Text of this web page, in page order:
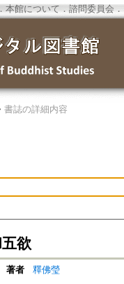
本館について ． 諮問委員会 ．
書誌の詳細内容
欲
著者
釋佛瑩